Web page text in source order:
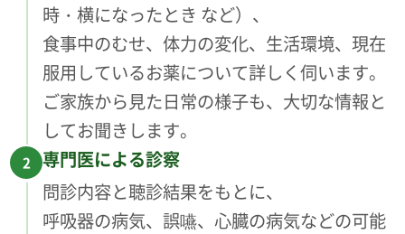
時・横になったとき など）、
食事中のむせ、体力の変化、生活環境、現在
服用しているお薬について詳しく伺います。
ご家族から見た日常の様子も、大切な情報と
してお聞きします。
2
専門医による診察
問診内容と聴診結果をもとに、
呼吸器の病気、誤嚥、心臓の病気などの可能